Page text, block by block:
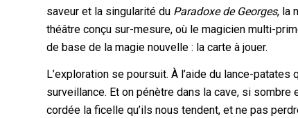
saveur et la singularité du Paradoxe de Georges, la
théâtre conçu sur-mesure, où le magicien multi-
de base de la magie nouvelle : la carte à jouer.
L’exploration se poursuit. À l’aide du lance-
surveillance. Et on pénètre dans la cave, si
cordée la ficelle qu’ils nous tendent, et ne pas